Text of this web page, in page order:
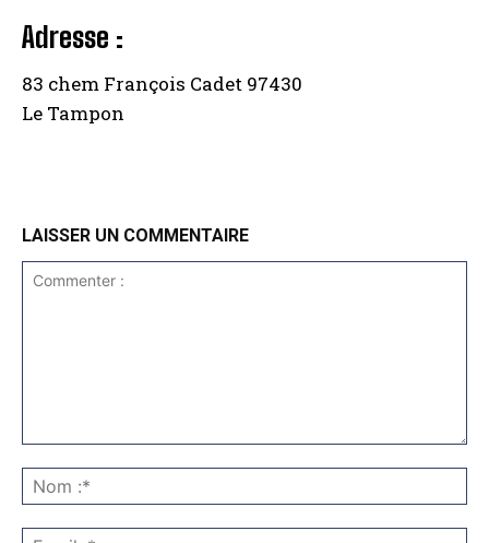
Adresse :
83 chem François Cadet 97430
Le Tampon
LAISSER UN COMMENTAIRE
:*